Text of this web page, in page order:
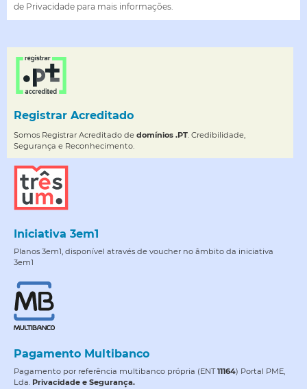
de Privacidade para mais informações.
Registrar Acreditado
Somos Registrar Acreditado de domínios .PT . Credibilidade,
Segurança e Reconhecimento.
Iniciativa 3em1
Planos 3em1, disponível através de voucher no âmbito da iniciativa
3em1
Pagamento Multibanco
Pagamento por referência multibanco própria (ENT11164) Portal PME,
Lda. Privacidade e Segurança.